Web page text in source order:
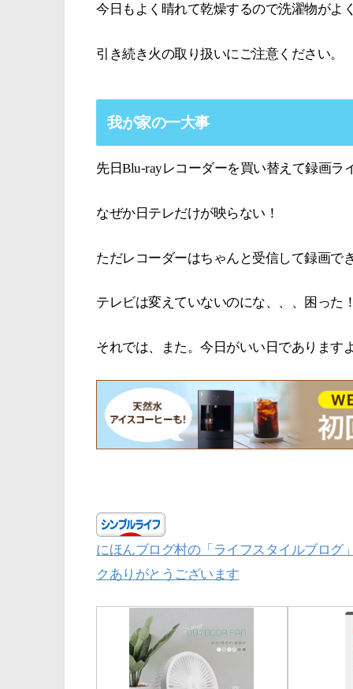
今日もよく晴れて乾燥するので洗濯物がよ
引き続き火の取り扱いにご注意ください。
我が家の一大事
先日Blu-rayレコーダーを買い替えて録画
なぜか日テレだけが映らない！
ただレコーダーはちゃんと受信して録画で
テレビは変えていないのにな、、、困った
それでは、また。今日がいい日であります
にほんブログ村の「ライフスタイルブログ
クありがとうございます